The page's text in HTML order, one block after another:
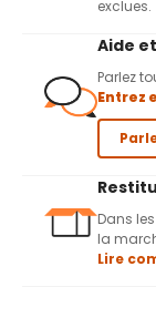
exclues.
Aide
Parlez
Entrez
Dans les
la
Lire